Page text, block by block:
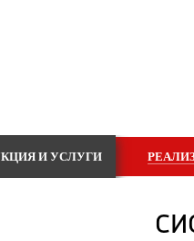
И УСЛУГИ